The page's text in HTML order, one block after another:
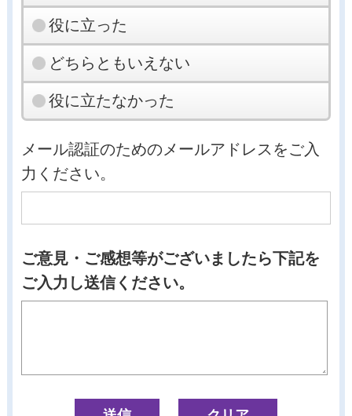
役に立った
どちらともいえない
役に立たなかった
メール認証のためのメールアドレスをご入
力ください。
ご意見・ご感想等がございましたら下記を
ご入力し送信ください。